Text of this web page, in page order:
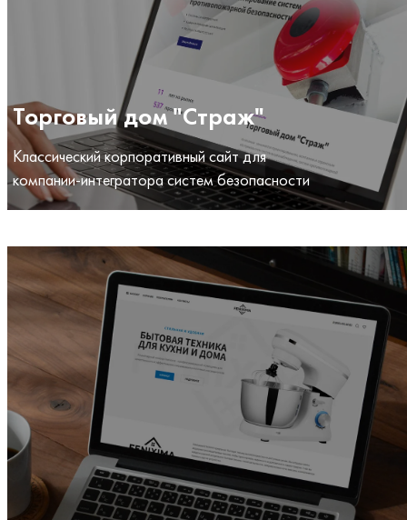
Торговый дом "Страж"
Классический корпоративный сайт для
компании-интегратора систем безопасности